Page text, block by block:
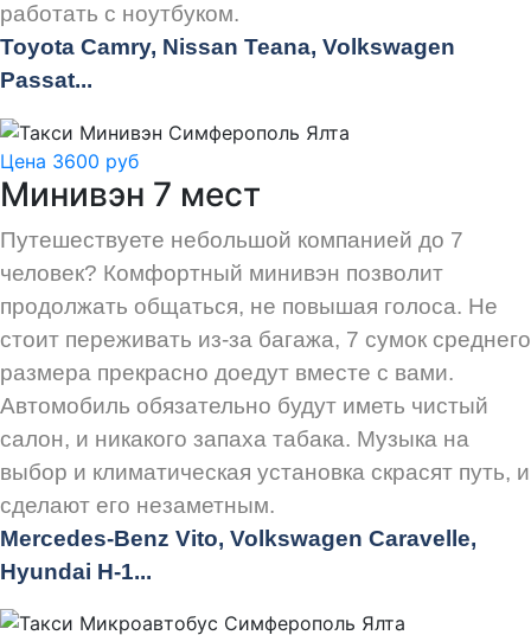
работать с ноутбуком.
Toyota Camry, Nissan Teana, Volkswagen
Passat...
Цена 3600 руб
Минивэн 7 мест
Путешествуете небольшой компанией до 7
человек? Комфортный минивэн позволит
продолжать общаться, не повышая голоса. Не
стоит переживать из-за багажа, 7 сумок среднего
размера прекрасно доедут вместе с вами.
Автомобиль обязательно будут иметь чистый
салон, и никакого запаха табака. Музыка на
выбор и климатическая установка скрасят путь, и
сделают его незаметным.
Mercedes-Benz Vito, Volkswagen Caravelle,
Hyundai H-1...